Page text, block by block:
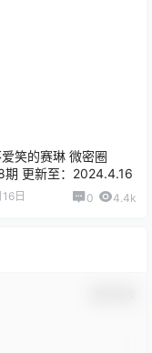
笑的赛琳 微密圈
期 更新至：2024.4.16
日 0 4.4k